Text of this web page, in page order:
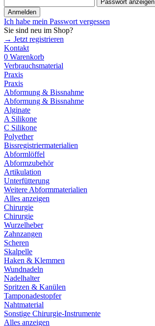
Passwort anzeigen
Anmelden
Ich habe mein Passwort vergessen
Sie sind neu im Shop?
→ Jetzt registrieren
Kontakt
0 Warenkorb
Verbrauchsmaterial
Praxis
Praxis
Abformung & Bissnahme
Abformung & Bissnahme
Alginate
A Silikone
C Silikone
Polyether
Bissregistriermaterialien
Abformlöffel
Abformzubehör
Artikulation
Unterfütterung
Weitere Abformmaterialien
Alles anzeigen
Chirurgie
Chirurgie
Wurzelheber
Zahnzangen
Scheren
Skalpelle
Haken & Klemmen
Wundnadeln
Nadelhalter
Spritzen & Kanülen
Tamponadestopfer
Nahtmaterial
Sonstige Chirurgie-Instrumente
Alles anzeigen